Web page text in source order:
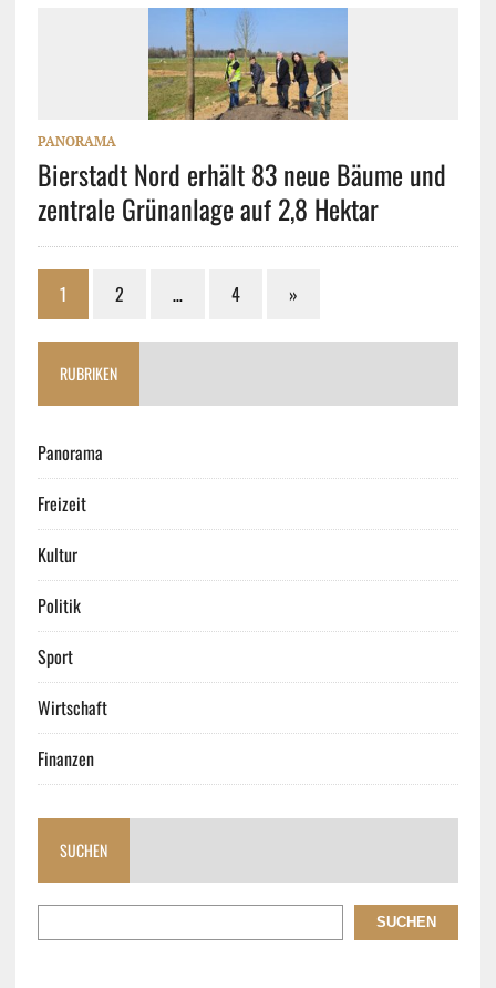
PANORAMA
Bierstadt Nord erhält 83 neue Bäume und
zentrale Grünanlage auf 2,8 Hektar
1 2 … 4 »
RUBRIKEN
Panorama
Freizeit
Kultur
Politik
Sport
Wirtschaft
Finanzen
SUCHEN
SUCHEN